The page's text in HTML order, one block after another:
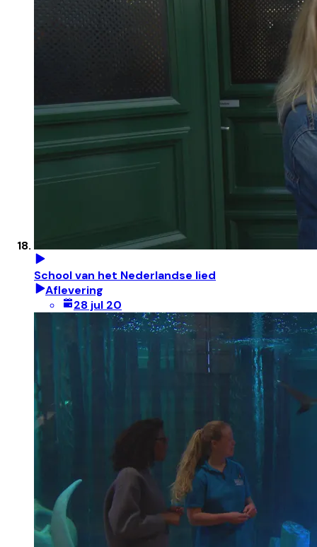
School van het Nederlandse lied
Aflevering
28 jul 20